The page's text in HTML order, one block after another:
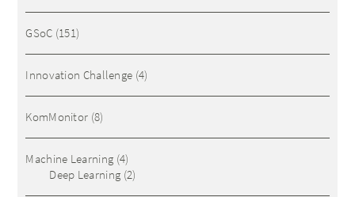
GSoC (151)
Innovation Challenge (4)
KomMonitor (8)
Machine Learning (4)
Deep Learning (2)